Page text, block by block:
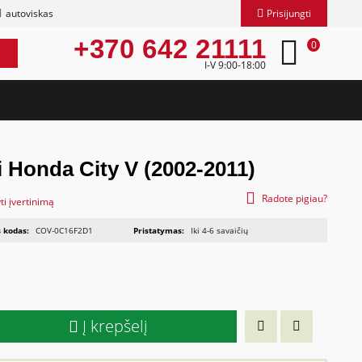
autoviskas Prisijungti
+370 642 21111
I-V 9:00-18:00
0
City V (2002-2011)
įvertinimą Radote pigiau?
kodas: COV-0C16F2D1 Pristatymas: Iki 4-6 savaičių
Į krepšelį